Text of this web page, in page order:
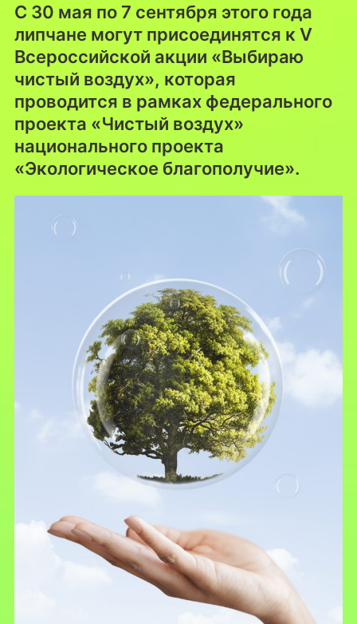
С 30 мая по 7 сентября этого года
липчане могут присоединятся к V
Всероссийской акции «Выбираю
чистый воздух», которая
проводится в рамках федерального
проекта «Чистый воздух»
национального проекта
«Экологическое благополучие».